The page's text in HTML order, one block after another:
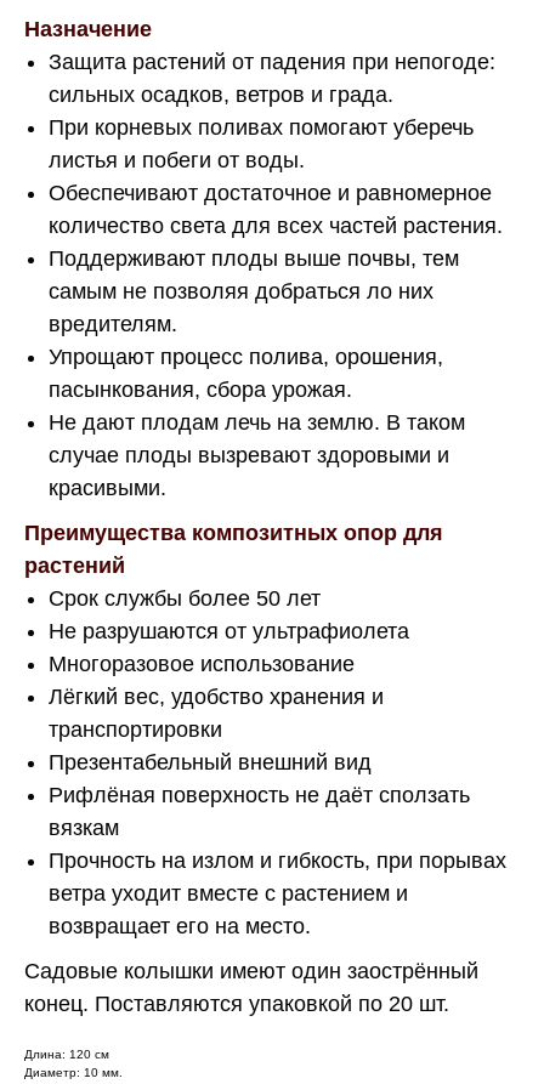
Назначение
Защита растений от падения при непогоде:
сильных осадков, ветров и града.
При корневых поливах помогают уберечь
листья и побеги от воды.
Обеспечивают достаточное и равномерное
количество света для всех частей растения.
Поддерживают плоды выше почвы, тем
самым не позволяя добраться ло них
вредителям.
Упрощают процесс полива, орошения,
пасынкования, сбора урожая.
Не дают плодам лечь на землю. В таком
случае плоды вызревают здоровыми и
красивыми.
Преимущества композитных опор для
растений
Срок службы более 50 лет
Не разрушаются от ультрафиолета
Многоразовое использование
Лёгкий вес, удобство хранения и
транспортировки
Презентабельный внешний вид
Рифлёная поверхность не даёт сползать
вязкам
Прочность на излом и гибкость, при порывах
ветра уходит вместе с растением и
возвращает его на место.
Садовые колышки имеют один заострённый
конец. Поставляются упаковкой по 20 шт.
Длина: 120 см
Диаметр: 10 мм.